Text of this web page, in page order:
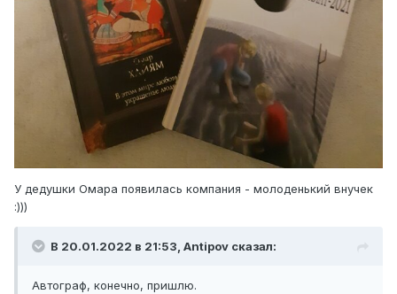
У дедушки Омара появилась компания - молоденький внучек
:)))
В 20.01.2022 в 21:53, Antipov сказал:
Автограф, конечно, пришлю.